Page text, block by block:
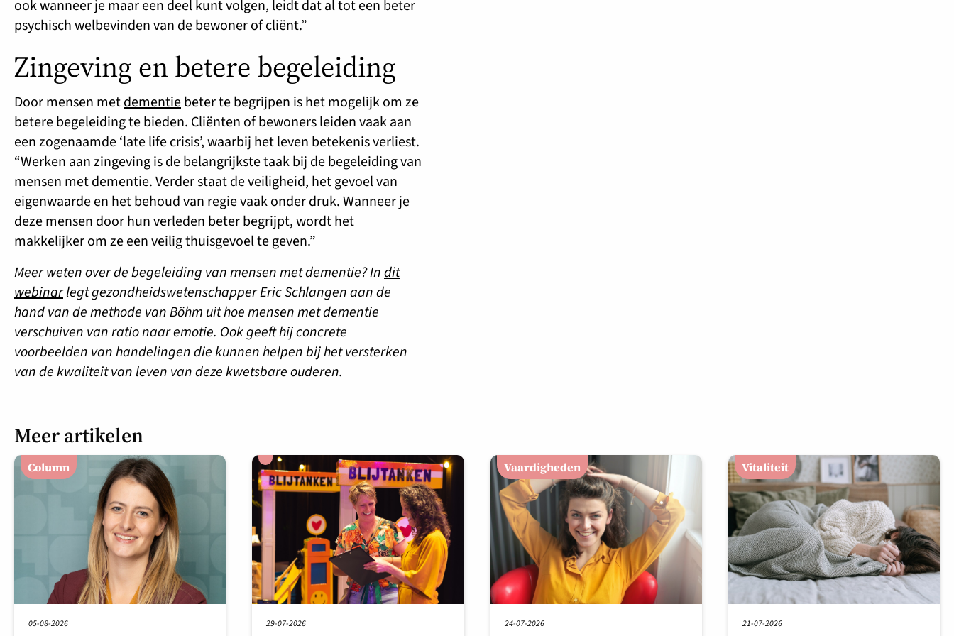
ook wanneer je maar een deel kunt volgen, leidt dat al tot een beter
psychisch welbevinden van de bewoner of cliënt.”
Zingeving en betere begeleiding
Door mensen metdementiebeter te begrijpen is het mogelijk om ze
betere begeleiding te bieden. Cliënten of bewoners leiden vaak aan
een zogenaamde ‘late life crisis’, waarbij het leven betekenis verliest.
“Werken aan zingeving is de belangrijkste taak bij de begeleiding van
mensen met dementie. Verder staat de veiligheid, het gevoel van
eigenwaarde en het behoud van regie vaak onder druk. Wanneer je
deze mensen door hun verleden beter begrijpt, wordt het
makkelijker om ze een veilig thuisgevoel te geven.”
Meer weten over de begeleiding van mensen met dementie? Indit
webinarlegt gezondheidswetenschapper Eric Schlangen aan de
hand van de methode van Böhm uit hoe mensen met dementie
verschuiven van ratio naar emotie. Ook geeft hij concrete
voorbeelden van handelingen die kunnen helpen bij het versterken
van de kwaliteit van leven van deze kwetsbare ouderen.
Meer artikelen
Column
05-08-2026 29-07-2026
Vaardigheden
24-07-2026
Vitaliteit
21-07-2026